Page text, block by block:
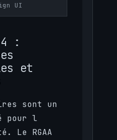
UI
:
et
sont un
pour l
Le RGAA